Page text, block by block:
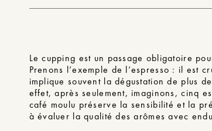
Le cupping est un passage obligatoire
Prenons l’exemple de l’espresso : il est
implique souvent la dégustation de plus
effet, après seulement, imaginons, cinq
café moulu préserve la sensibilité et la
à évaluer la qualité des arômes avec